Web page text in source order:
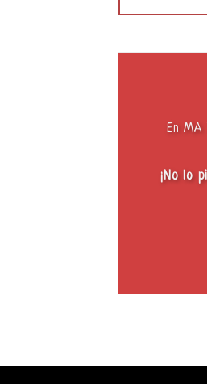
En
¡No lo